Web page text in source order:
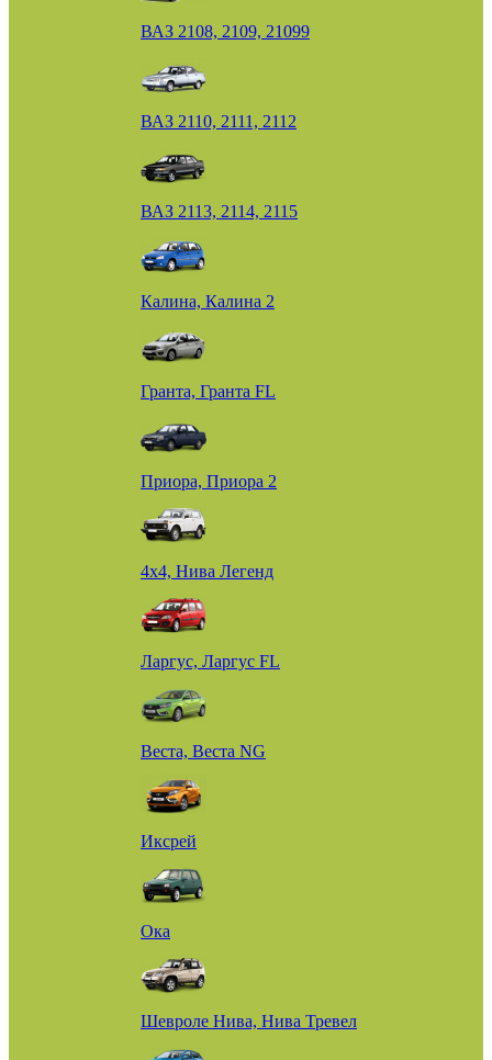
ВАЗ 2108, 2109, 21099
ВАЗ 2110, 2111, 2112
ВАЗ 2113, 2114, 2115
Калина, Калина 2
Гранта, Гранта FL
Приора, Приора 2
4х4, Нива Легенд
Ларгус, Ларгус FL
Веста, Веста NG
Иксрей
Ока
Шевроле Нива, Нива Тревел